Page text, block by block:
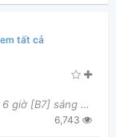
hát yêu thích
tất cả
1. Cuộc sống trong tù ai biết [Em] không Từ 6 giờ [B7] sáng kẻng đi [Em] làm Một lũ thức [D] dậy
6,743